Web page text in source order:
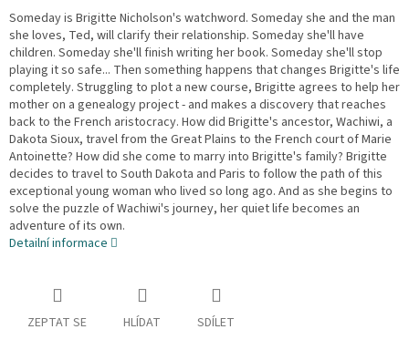
Someday is Brigitte Nicholson's watchword. Someday she and the man
she loves, Ted, will clarify their relationship. Someday she'll have
children. Someday she'll finish writing her book. Someday she'll stop
playing it so safe... Then something happens that changes Brigitte's life
completely. Struggling to plot a new course, Brigitte agrees to help her
mother on a genealogy project - and makes a discovery that reaches
back to the French aristocracy. How did Brigitte's ancestor, Wachiwi, a
Dakota Sioux, travel from the Great Plains to the French court of Marie
Antoinette? How did she come to marry into Brigitte's family? Brigitte
decides to travel to South Dakota and Paris to follow the path of this
exceptional young woman who lived so long ago. And as she begins to
solve the puzzle of Wachiwi's journey, her quiet life becomes an
adventure of its own.
Detailní informace
ZEPTAT SE HLÍDAT SDÍLET